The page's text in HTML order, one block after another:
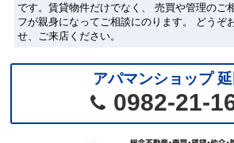
です。賃貸物件だけでなく、 売買や管理のご
フが親身になってご相談にのります。 どうぞ
せ、ご来店ください。
アパマンショップ
0982-21-